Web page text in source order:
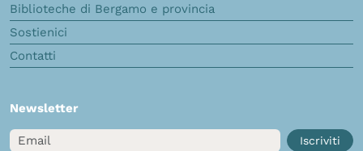
Biblioteche di Bergamo e provincia
Sostienici
Contatti
Newsletter
Email Iscriviti